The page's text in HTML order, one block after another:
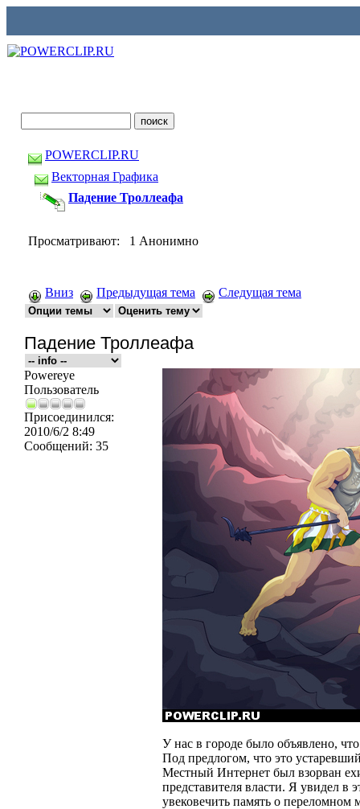
POWERCLIP.RU
Векторная Графика
Падение Троллеафа
Просматривают: 1 Анонимно
Вниз Предыдущая тема Следущая тема
Падение Троллеафа
Powereye
Пользователь
Присоединился:
2010/6/2 8:49
Сообщений: 35
У нас в городе было объявлено,
Под предлогом, что это
Местный Интернет был взорван
представителя власти. Я увидел в
увековечить память о переломном